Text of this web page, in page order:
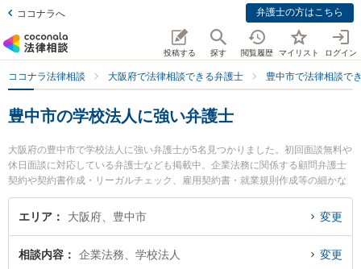
ココナラへ 弁護士の方はこちら
投稿する 探す 閲覧履歴 マイリスト ログイン
ココナラ法律相談 大阪府で法律相談できる弁護士 豊中市で法律相談で
豊中市の学校法人に強い弁護士
大阪府の豊中市で学校法人に強い弁護士が5名見つかりました。初回面談無料や
休日面談に対応している弁護士なども掲載中。企業法務に関係する顧問弁護士
契約や契約書作成・リーガルチェック、雇用契約書・就業規則作成等の細かな
分野での絞り込み検索もでき便利です。特にベリーベスト法律事務所 豊中千里
中央オフィスの佐野 瀬奈弁護士やシンプル法律事務所の林 良介弁護士、えびす
に弁護士に相談したい』『学校法人のトラブル解決の実績豊富な近くの弁護士
エリア 大阪府、豊中市 変更
相談内容 企業法務、学校法人 変更